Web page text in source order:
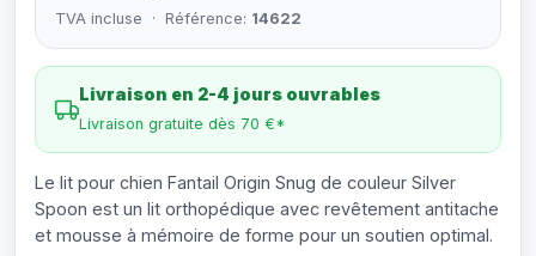
TVA incluse · Référence: 14622
Livraison en 2-4 jours ouvrables
Livraison gratuite dès 70 €*
Le lit pour chien Fantail Origin Snug de couleur Silver
Spoon est un lit orthopédique avec revêtement antitache
et mousse à mémoire de forme pour un soutien optimal.